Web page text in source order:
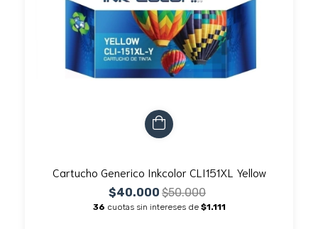
Cartucho Generico Inkcolor CLI151XL Yellow
$40.000 $50.000
36 cuotas sin intereses de $1.111